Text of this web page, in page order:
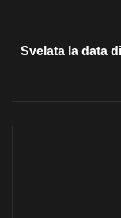
Svelata la data